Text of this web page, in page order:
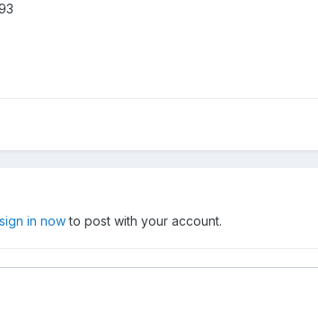
sign in nowto post with your account.